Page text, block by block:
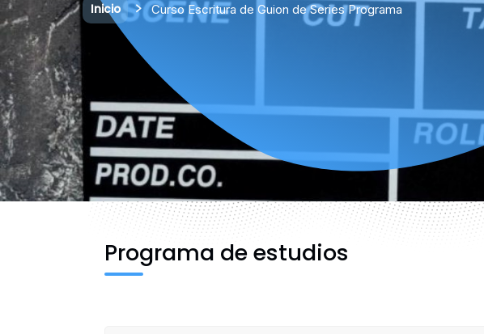
Inicio Curso Escritura de Guion de Series Programa
Programa de estudios